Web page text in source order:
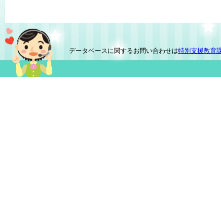
データベースに関するお問い合わせは特別支援教育